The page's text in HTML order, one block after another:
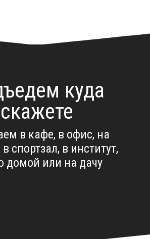
куда
скажете
в кафе, в офис, на
спортзал, в институт,
домой или на дачу